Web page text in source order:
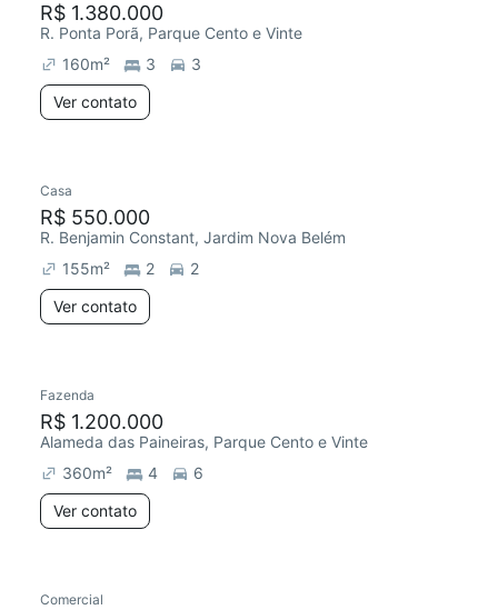
R$ 1.380.000
R. Ponta Porã, Parque Cento e Vinte
160m² 3
3
Ver contato
Chegou este mês
Casa
R$ 550.000
R. Benjamin Constant, Jardim Nova Belém
155m² 2
2
Ver contato
Fazenda
R$ 1.200.000
Alameda das Paineiras, Parque Cento e Vinte
360m² 4
6
Ver contato
Comercial